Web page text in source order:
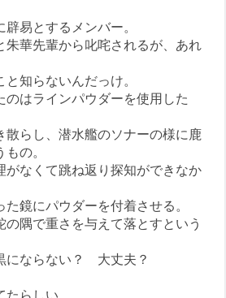
易とするメンバー。
朱華先輩から叱咤されるが、あれ
知らないんだっけ。
のはラインパウダーを使用した
散らし、潜水艦のソナーの様に鹿
の。
がなくて跳ね返り探知ができなか
鏡にパウダーを付着させる。
の隅で重さを与えて落とすという
にならない？ 大丈夫？